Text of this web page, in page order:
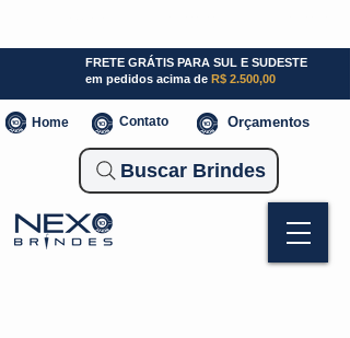
FRETE GRÁTIS PARA SUL E SUDESTE
em pedidos acima de R$ 2.500,00
Home Contato Orçamentos
Buscar Brindes